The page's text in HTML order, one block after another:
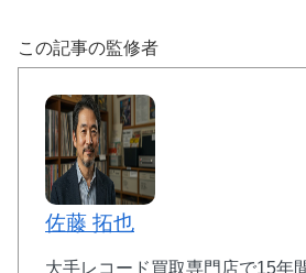
🎧 エコストアレコード：渋谷
年
🏪 渋谷駅徒歩
🌍 グローバルセラーアワード受
📦
梱包キット 完全無料
・キャ
この記事の監修者
佐藤 拓也
大手レコード買取専門店で15年